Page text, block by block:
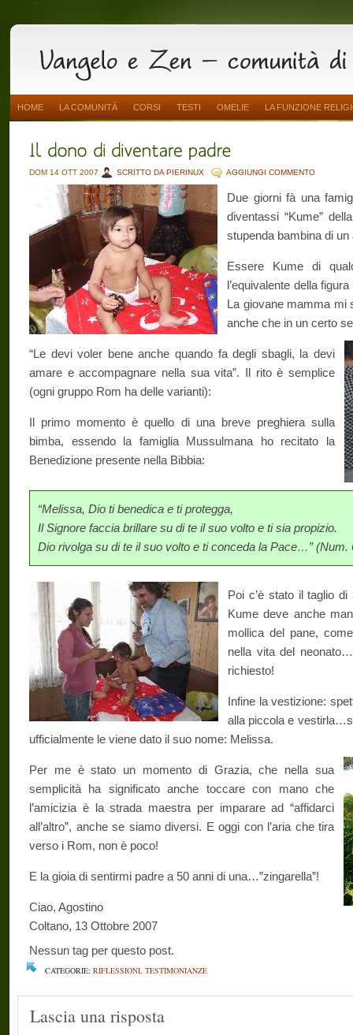
HOME LA COMUNITÀ CORSI TESTI OMELIE LA FUNZIONE
DOM 14 OTT 2007 SCRITTO DA PIERINUX AGGIUNGI COMMENTO
Due giorni fà una
diventassi “Kume”
stupenda bambina di un
Essere Kume di
l’equivalente della
La giovane mamma mi
anche che in un certo
“Le devi voler bene anche quando fa degli sbagli, la devi
amare e accompagnare nella sua vita”. Il rito è semplice
(ogni gruppo Rom ha delle varianti):
Il primo momento è quello di una breve preghiera sulla
bimba, essendo la famiglia Mussulmana ho recitato la
Benedizione presente nella Bibbia:
“Melissa, Dio ti benedica e ti protegga,
Il Signore faccia brillare su di te il suo volto e ti sia propizio.
Dio rivolga su di te il suo volto e ti conceda la Pace…” (Num.
Poi c’è stato il taglio
Kume deve anche
mollica del pane,
nella vita del
richiesto!
Infine la vestizione:
alla piccola e
ufficialmente le viene dato il suo nome: Melissa.
Per me è stato un momento di Grazia, che nella sua
semplicità ha significato anche toccare con mano che
l’amicizia è la strada maestra per imparare ad “affidarci
all’altro”, anche se siamo diversi. E oggi con l’aria che tira
verso i Rom, non è poco!
E la gioia di sentirmi padre a 50 anni di una…”zingarella”!
Ciao, Agostino
Coltano, 13 Ottobre 2007
Nessun tag per questo post.
CATEGORIE: RIFLESSIONI, TESTIMONIANZE
Lascia una risposta